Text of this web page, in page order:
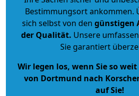
Bestimmungsort ankommen.
sich selbst von den günstigen
der Qualität. Unsere
Sie garantiert
Wir legen los, wenn Sie so
von Dortmund nach
auf Sie!